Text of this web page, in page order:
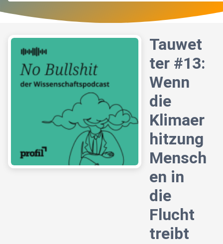
Tauwet
ter #13:
Wenn
die
Klimaer
hitzung
Mensch
en in
die
Flucht
treibt